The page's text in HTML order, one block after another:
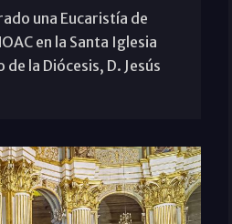
una Eucaristía de
en la Santa Iglesia
la Diócesis, D. Jesús